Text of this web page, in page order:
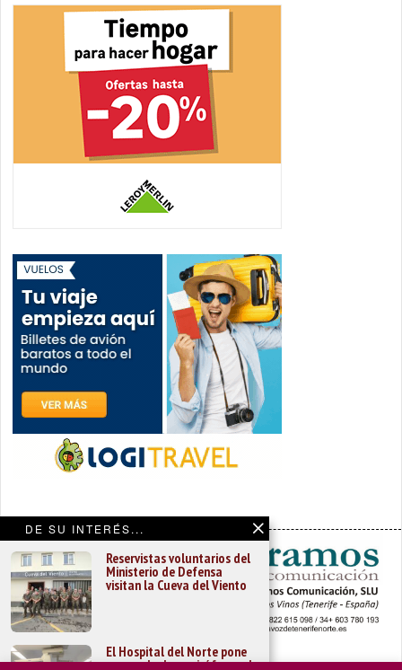
DE SU INTERÉS...
Reservistas voluntarios del
Ministerio de Defensa
visitan la Cueva del Viento
El Hospital del Norte pone
en marcha los quirófanos de
PORTADA YCODEN DAUTE (7) VALLE DE LA OROTAVA (3)